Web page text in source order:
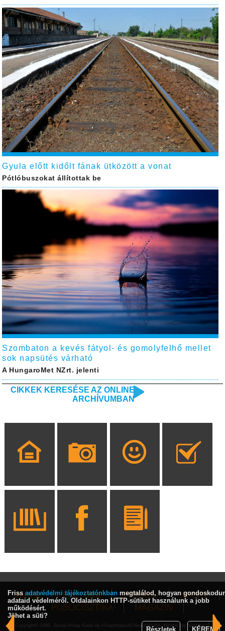
Gyula előtt kidőlt fának ütközött a vonat
Pótlóbuszokat állítottak be
Szombaton a kevés fátyol- és gomolyfelhő mellet
sok napsütés várható
A HungaroMet NZrt. jelenti
CIKKEK KERESÉSE AZ ONLINE
ARCHÍVUMBAN
HÍREK KULTÚRA INTERJÚ
SPORT
PUBLICISZTIKA
MAGAZIN
Copyright© 2009, Gyulai Hírlap Kiadó és Hírlapterjesztő Nonprofit Kft. Minden jog fenntartva!
Friss adatvédelmi tájékoztatónkban megtalálod, hogyan
adataid védelméről. Oldalainkon HTTP-sütiket használunk a jobb
működésért.
Jöhet a süti?
Részletek
KÉREM